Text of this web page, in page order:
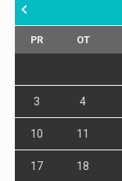
PR OT
3 4
10 11
17 18